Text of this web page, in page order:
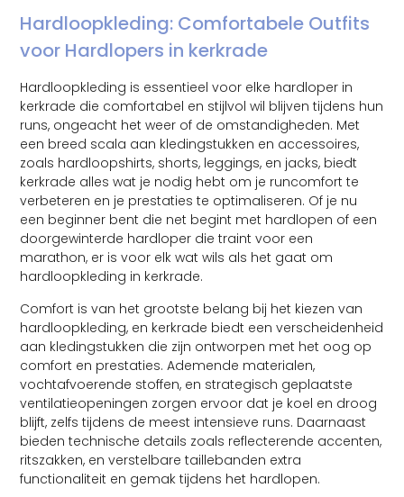
Hardloopkleding: Comfortabele Outfits
voor Hardlopers in kerkrade
Hardloopkleding is essentieel voor elke hardloper in
kerkrade die comfortabel en stijlvol wil blijven tijdens hun
runs, ongeacht het weer of de omstandigheden. Met
een breed scala aan kledingstukken en accessoires,
zoals hardloopshirts, shorts, leggings, en jacks, biedt
kerkrade alles wat je nodig hebt om je runcomfort te
verbeteren en je prestaties te optimaliseren. Of je nu
een beginner bent die net begint met hardlopen of een
doorgewinterde hardloper die traint voor een
marathon, er is voor elk wat wils als het gaat om
hardloopkleding in kerkrade.
Comfort is van het grootste belang bij het kiezen van
hardloopkleding, en kerkrade biedt een verscheidenheid
aan kledingstukken die zijn ontworpen met het oog op
comfort en prestaties. Ademende materialen,
vochtafvoerende stoffen, en strategisch geplaatste
ventilatieopeningen zorgen ervoor dat je koel en droog
blijft, zelfs tijdens de meest intensieve runs. Daarnaast
bieden technische details zoals reflecterende accenten,
ritszakken, en verstelbare taillebanden extra
functionaliteit en gemak tijdens het hardlopen.